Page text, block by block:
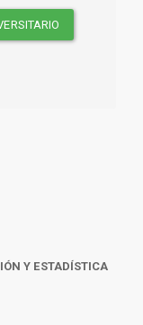
Y ESTADÍSTICA